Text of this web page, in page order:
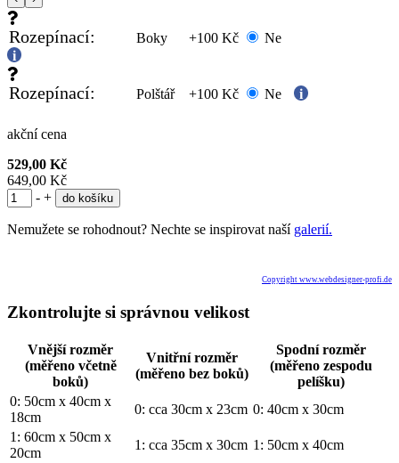
Rozepínací: Boky +100 Kč Ne
Rozepínací: Polštář +100 Kč Ne
akční cena
529,00 Kč
649,00 Kč
- +
Nemužete se rohodnout? Nechte se inspirovat naší galerií.
Copyright www.webdesigner-profi.de
Zkontrolujte si správnou velikost
Vnější rozměr
(měřeno včetně
boků)
Vnitřní rozměr
(měřeno bez boků)
Spodní rozměr
(měřeno zespodu
pelíšku)
0: 50cm x 40cm x
18cm
0: cca 30cm x 23cm 0: 40cm x 30cm
1: 60cm x 50cm x
20cm
1: cca 35cm x 30cm 1: 50cm x 40cm